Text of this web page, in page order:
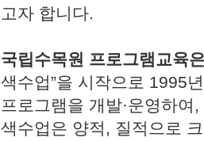
고자 합니다.
국립수목원 프로그램교육
색수업”을 시작으로 1995
프로그램을 개발·운영하
색수업은 양적, 질적으로